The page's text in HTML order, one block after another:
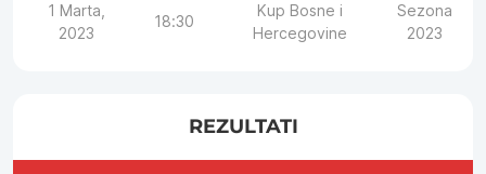
1 Marta,
2023
18:30
Kup Bosne i
Hercegovine
Sezona
2023
REZULTATI